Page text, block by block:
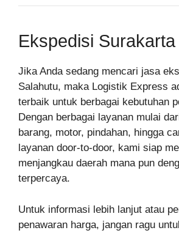
Ekspedisi
Jika Anda sedang mencari jasa
Salahutu, maka Logistik Express
terbaik untuk berbagai kebutuhan
Dengan berbagai layanan mulai
barang, motor, pindahan, hingga
layanan door-to-door, kami siap
menjangkau daerah mana pun
terpercaya.
Untuk informasi lebih lanjut atau
penawaran harga, jangan ragu